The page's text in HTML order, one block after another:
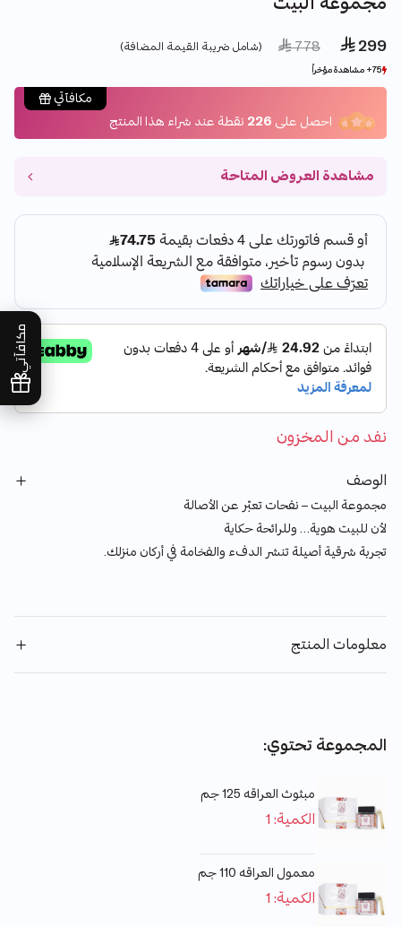
مكافآتي
 299
Price reduced from
 778
to (شامل ضريبة القيمة المضافة)
75+ مشاهدة مؤخراً
4+ بيع مؤخراً
75+ مشاهدة مؤخراً
4+ بيع مؤخراً
مكافآتي
احصل على 226 نقطة عند شراء هذا المنتج
مشاهدة العروض المتاحة
نفد من المخزون
الوصف
مجموعة البيت – نفحات تعبّر عن الأصالة
لأن للبيت هوية… وللرائحة حكاية
تجربة شرقية أصيلة تنشر الدفء والفخامة في أركان منزلك.
معلومات المنتج
المجموعة تحتوي:
مبثوث العراقه 125 جم
الكمية: 1
معمول العراقه 110 جم
الكمية: 1